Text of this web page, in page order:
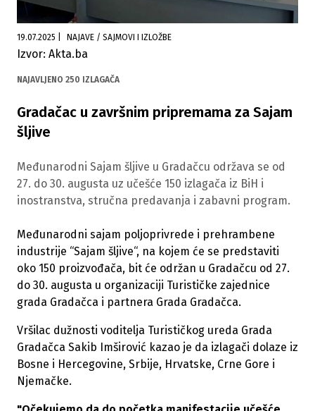
19.07.2025 NAJAVE / SAJMOVI I IZLOŽBE
Izvor: Akta.ba
NAJAVLJENO 250 IZLAGAČA
Gradačac u završnim pripremama za Sajam
šljive
Međunarodni Sajam šljive u Gradačcu održava se od
27. do 30. augusta uz učešće 150 izlagača iz BiH i
inostranstva, stručna predavanja i zabavni program.
Međunarodni sajam poljoprivrede i prehrambene
industrije “Sajam šljive“, na kojem će se predstaviti
oko 150 proizvođača, bit će održan u Gradačcu od 27.
do 30. augusta u organizaciji Turističke zajednice
grada Gradačca i partnera Grada Gradačca.
Vršilac dužnosti voditelja Turističkog ureda Grada
Gradačca Sakib Imširović kazao je da izlagači dolaze iz
Bosne i Hercegovine, Srbije, Hrvatske, Crne Gore i
Njemačke.